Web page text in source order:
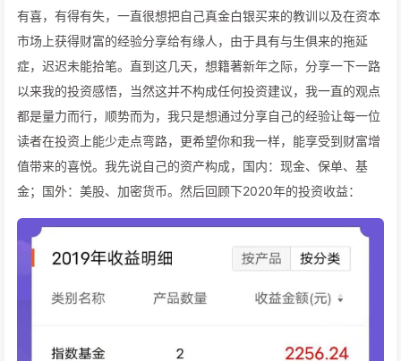
有喜，有得有失，一直很想把自己真金白银买来的教训以及在资本
市场上获得财富的经验分享给有缘人，由于具有与生俱来的拖延
症，迟迟未能拾笔。直到这几天，想籍著新年之际，分享一下一路
以来我的投资感悟，当然这并不构成任何投资建议，我一直的观点
都是量力而行，顺势而为，我只是想通过分享自己的经验让每一位
读者在投资上能少走点弯路，更希望你和我一样，能享受到财富增
值带来的喜悦。我先说自己的资产构成，国内：现金、保单、基
金；国外：美股、加密货币。然后回顾下2020年的投资收益：